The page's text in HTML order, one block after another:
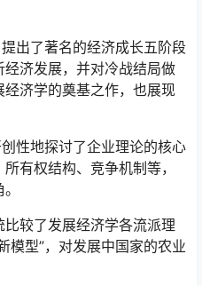
出了著名的经济成长五阶段
济发展，并对冷战结局做
济学的奠基之作，也展现
性地探讨了企业理论的核心
有权结构、竞争机制等，
比较了发展经济学各流派理
模型”，对发展中国家的农业